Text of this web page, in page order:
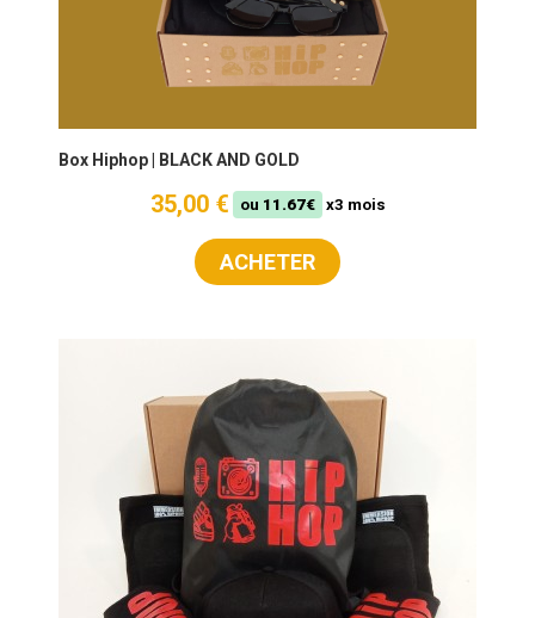
Box Hiphop | BLACK AND GOLD
35,00 € ou 11.67€ x3 mois
ACHETER